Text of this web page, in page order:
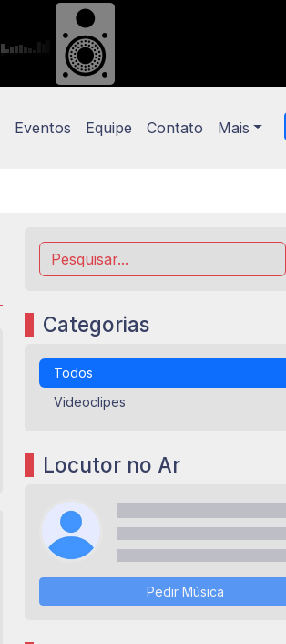
Eventos Equipe Contato Mais
Categorias
Todos
Videoclipes
Locutor no Ar
Pedir Música